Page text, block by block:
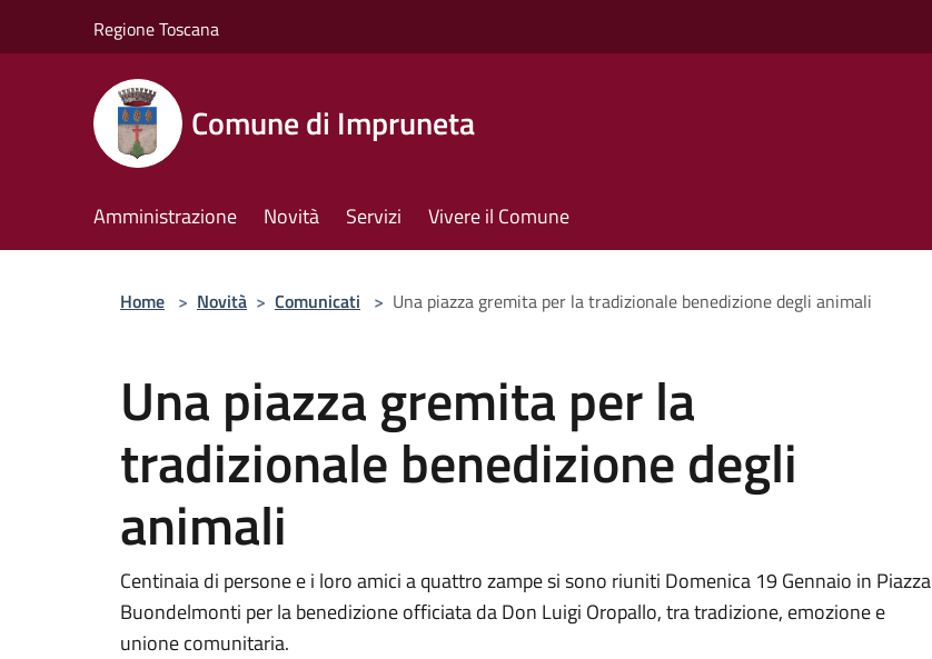
Regione Toscana
Comune di Impruneta
Amministrazione Novità Servizi Vivere il Comune
Home > Novità > Comunicati > Una piazza gremita per la tradizionale benedizione degli animali
Una piazza gremita per la
tradizionale benedizione degli
animali
Centinaia di persone e i loro amici a quattro zampe si sono riuniti Domenica 19 Gennaio in Piazza
Buondelmonti per la benedizione officiata da Don Luigi Oropallo, tra tradizione, emozione e
unione comunitaria.